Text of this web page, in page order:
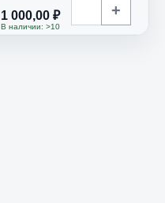
1 000,00 ₽
В наличии: >10
+